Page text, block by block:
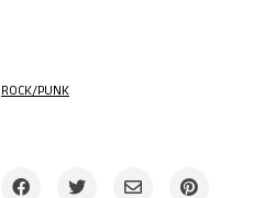
ROCK/PUNK